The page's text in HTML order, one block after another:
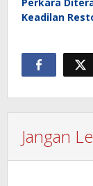
Keadilan
Jangan